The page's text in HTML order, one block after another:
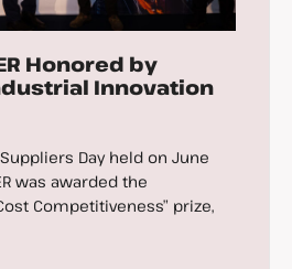
Honored by
Innovation
Day held on June
was awarded the
Competitiveness” prize,